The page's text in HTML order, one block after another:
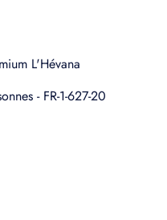
L'Hévana
- FR-1-627-20